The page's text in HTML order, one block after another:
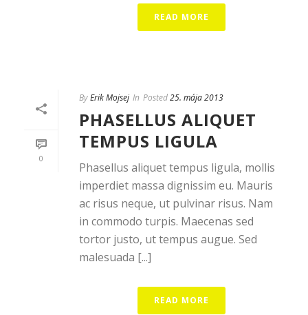
READ MORE
0
ByErik Mojsej In Posted25. mája 2013
PHASELLUS ALIQUET
TEMPUS LIGULA
Phasellus aliquet tempus ligula, mollis
imperdiet massa dignissim eu. Mauris
ac risus neque, ut pulvinar risus. Nam
in commodo turpis. Maecenas sed
tortor justo, ut tempus augue. Sed
malesuada [...]
READ MORE